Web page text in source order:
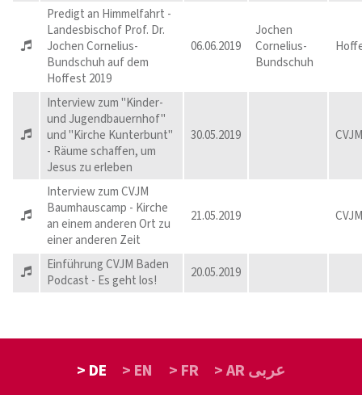
Predigt an Himmelfahrt -
Landesbischof Prof. Dr.
Jochen Cornelius-
Bundschuh auf dem
Hoffest 2019
06.06.2019
Jochen
Cornelius-
Bundschuh
Interview zum "Kinder-
und Jugendbauernhof"
und "Kirche Kunterbunt"
- Räume schaffen, um
Jesus zu erleben
30.05.2019
Interview zum CVJM
Baumhauscamp - Kirche
an einem anderen Ort zu
einer anderen Zeit
21.05.2019
Einführung CVJM Baden
Podcast - Es geht los!
20.05.2019
> DE > EN > FR > AR عربى